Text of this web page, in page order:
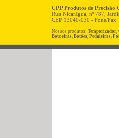
CPP Produtos de Precisão
Rua Nicarágua, nº 787,
CEP 13040-030 - Fone/
Nossos produtos: Temporizador,
Botoeiras, Botões, Pedaleiras,